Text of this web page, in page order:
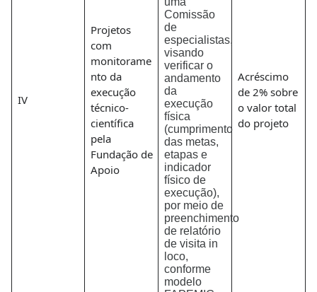
IV
Projetos
com
monitorame
nto da
execução
técnico-
científica
pela
Fundação de
Apoio
Comissão
de
especialistas,
visando
verificar o
andamento
da
execução
física
(cumprimento
das metas,
etapas e
indicador
físico de
execução),
por meio de
preenchimento
de relatório
de visita in
loco,
conforme
modelo
Acréscimo
de 2% sobre
o valor total
do projeto